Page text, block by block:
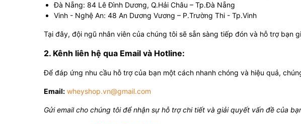
Đà Nẵng: 84 Lê Đình Dương, Q.Hải Châu – Tp.Đà Nẵng
Vinh - Nghệ An: 48 An Dương Vương – P.Trường Thi - Tp.Vinh
Tại đây, đội ngũ nhân viên của chúng tôi sẽ sẵn sàng tiếp đón và hỗ trợ bạn
2. Kênh liên hệ qua Email và Hotline:
Để đáp ứng nhu cầu hỗ trợ của bạn một cách nhanh chóng và hiệu quả,
Email: wheyshop.vn@gmail.com
Gửi email cho chúng tôi để nhận sự hỗ trợ chi tiết và giải quyết vấn đề của